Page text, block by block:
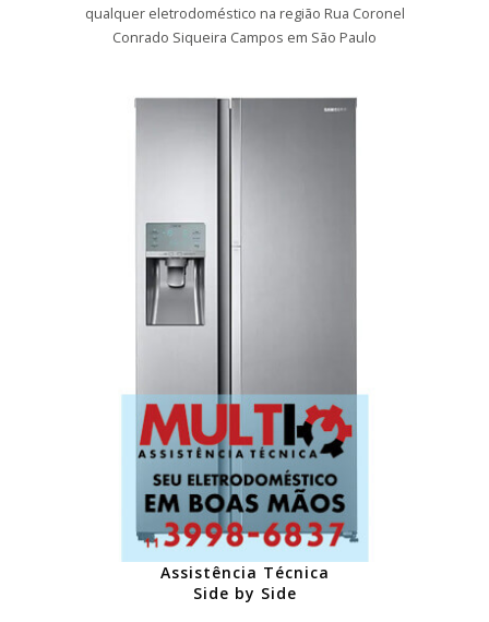
qualquer eletrodoméstico na região Rua Coronel
Conrado Siqueira Campos em São Paulo
Assistência Técnica
Side by Side